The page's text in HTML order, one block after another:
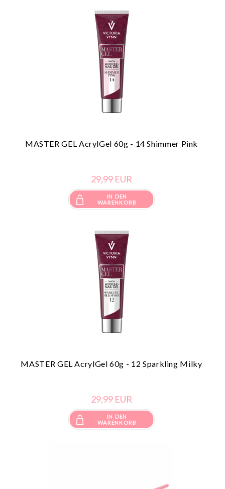
MASTER GEL AcrylGel 60g - 14 Shimmer Pink
29,99 EUR
IN DEN
WARENKORB
MASTER GEL AcrylGel 60g - 12 Sparkling Milky
29,99 EUR
IN DEN
WARENKORB